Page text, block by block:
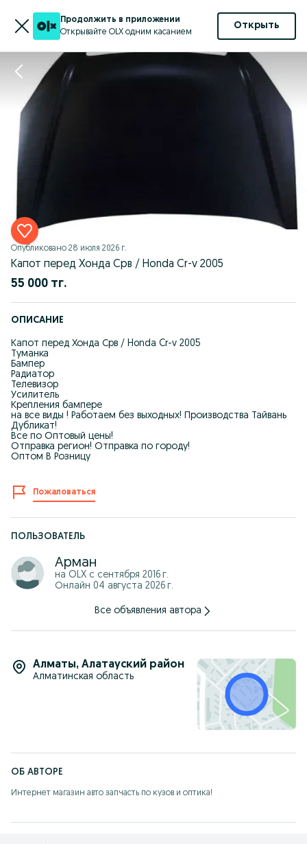
Продолжить в приложении
Открывайте OLX одним касанием
Открыть
Опубликовано 28 июля 2026 г.
Капот перед Хонда Срв / Honda Cr-v 2005
55 000 тг.
ОПИСАНИЕ
Капот перед Хонда Срв / Honda Cr-v 2005
Туманка
Бампер
Радиатор
Телевизор
Усилитель
Крепления бампере
на все виды ! Работаем без выходных! Производства Тайвань
Дубликат!
Все по Оптовый цены!
Отправка регион! Отправка по городу!
Оптом В Розницу
Пожаловаться
ПОЛЬЗОВАТЕЛЬ
Арман
на OLX с сентября 2016 г.
Онлайн 04 августа 2026 г.
Все объявления автора
Алматы, Алатауский район
Алматинская область
ОБ АВТОРЕ
Интернет магазин авто запчасть по кузов и оптика!